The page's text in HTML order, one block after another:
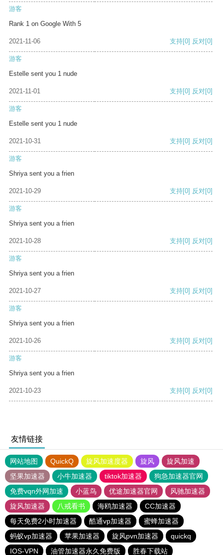
游客
Rank 1 on Google With 5
2021-11-06 支持[0] 反对[0]
游客
Estelle sent you 1 nude
2021-11-01 支持[0] 反对[0]
游客
Estelle sent you 1 nude
2021-10-31 支持[0] 反对[0]
游客
Shriya sent you a frien
2021-10-29 支持[0] 反对[0]
游客
Shriya sent you a frien
2021-10-28 支持[0] 反对[0]
游客
Shriya sent you a frien
2021-10-27 支持[0] 反对[0]
游客
Shriya sent you a frien
2021-10-26 支持[0] 反对[0]
游客
Shriya sent you a frien
2021-10-23 支持[0] 反对[0]
友情链接
网站地图 QuickQ 旋风加速度器 旋风
旋风加速
坚果加速器
小牛加速器 tiktok加速器
狗急加速器官网
免费vqn外网加速
小蓝鸟 优途加速器官网
风驰加速器
旋风加速器
八戒看书 海鸥加速器
CC加速器
每天免费2小时加速器
酷通vp加速器
蜜蜂加速器
蚂蚁vp加速器
苹果加速器 旋风pvn加速器
quickq
IOS-VPN
油管加速器永久免费版 胜春下载站